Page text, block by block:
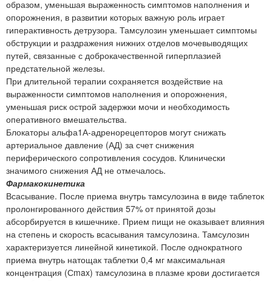
образом, уменьшая выраженность симптомов наполнения и
опорожнения, в развитии которых важную роль играет
гиперактивность детрузора. Тамсулозин уменьшает симптомы
обструкции и раздражения нижних отделов мочевыводящих
путей, связанные с доброкачественной гиперплазией
предстательной железы.
При длительной терапии сохраняется воздействие на
выраженности симптомов наполнения и опорожнения,
уменьшая риск острой задержки мочи и необходимость
оперативного вмешательства.
Блокаторы альфа1А-адренорецепторов могут снижать
артериальное давление (АД) за счет снижения
периферического сопротивления сосудов. Клинически
значимого снижения АД не отмечалось.
Фармакокинетика
Всасывание. После приема внутрь тамсулозина в виде таблеток
пролонгированного действия 57% от принятой дозы
абсорбируется в кишечнике. Прием пищи не оказывает влияния
на степень и скорость всасывания тамсулозина. Тамсулозин
характеризуется линейной кинетикой. После однократного
приема внутрь натощак таблетки 0,4 мг максимальная
концентрация (Сmax) тамсулозина в плазме крови достигается